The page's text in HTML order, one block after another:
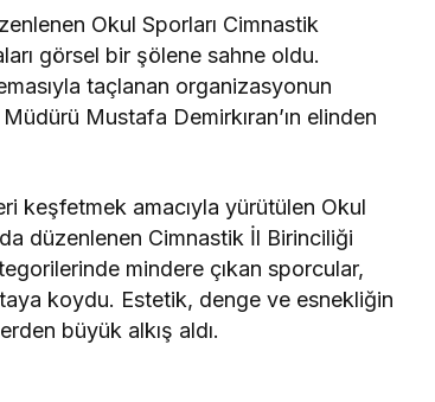
Okul Sporları Cimnastik
görsel bir şölene sahne oldu.
temasıyla taçlanan organizasyonun
Mustafa Demirkıran’ın elinden
keşfetmek amacıyla yürütülen Okul
düzenlenen Cimnastik İl Birinciliği
mindere çıkan sporcular,
koydu. Estetik, denge ve esnekliğin
büyük alkış aldı.